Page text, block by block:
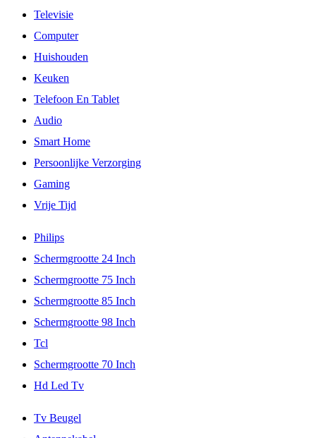
Televisie
Computer
Huishouden
Keuken
Telefoon En Tablet
Audio
Smart Home
Persoonlijke Verzorging
Gaming
Vrije Tijd
Philips
Schermgrootte 24 Inch
Schermgrootte 75 Inch
Schermgrootte 85 Inch
Schermgrootte 98 Inch
Tcl
Schermgrootte 70 Inch
Hd Led Tv
Tv Beugel